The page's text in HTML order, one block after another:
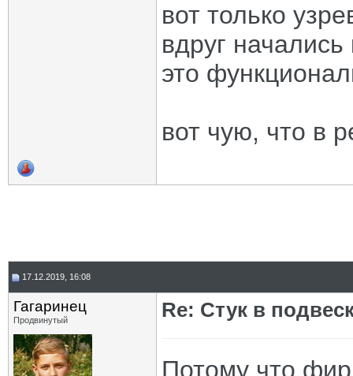
вот только
вдруг
это
вот чую, что в
17.12.2019, 16:08
Гагаринец
Продвинутый Re: Стук в
Потому что